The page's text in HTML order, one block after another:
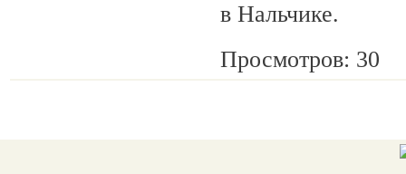
в Нальчике.
Просмотров: 30